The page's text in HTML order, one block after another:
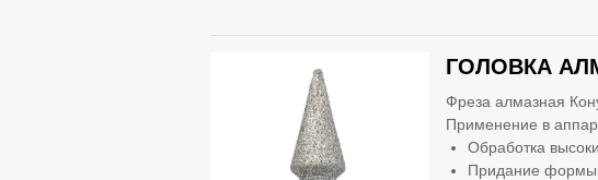
ГОЛОВКА
Фреза алмазная
Применение в
Обработка
Придание формы